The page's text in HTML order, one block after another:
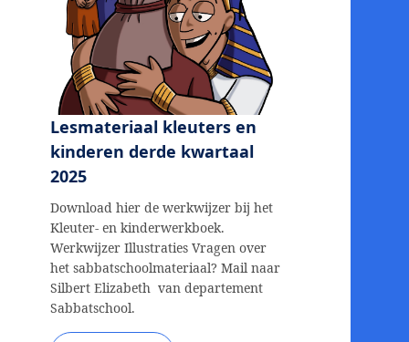
Lesmateriaal kleuters en
kinderen derde kwartaal
2025
Download hier de werkwijzer bij het
Kleuter- en kinderwerkboek.
Werkwijzer Illustraties Vragen over
het sabbatschoolmateriaal? Mail naar
Silbert Elizabeth van departement
Sabbatschool.